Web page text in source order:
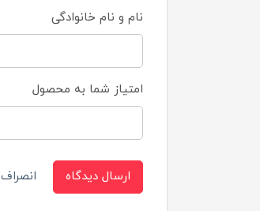
نام و نام خانوادگی
امتیاز شما به محصول
ارسال دیدگاه انصراف